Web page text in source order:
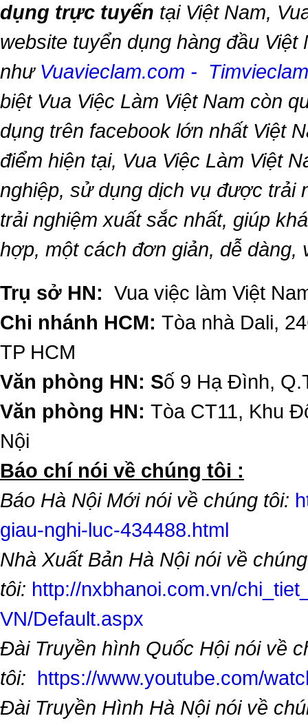
dụng trực tuyến tại Việt Nam,
website tuyển dụng hàng đầu Việt
như Vuavieclam.com -
biệt Vua Việc Làm Việt Nam còn
dụng trên facebook lớn nhất Việt
điểm hiện tại, Vua Việc Làm Việt
nghiệp, sử dụng dịch vụ được trải
trải nghiệm xuất sắc nhất, giúp
hợp, một cách đơn giản, dễ dàng,
Trụ sở HN: Vua việc làm Việt
Chi nhánh HCM: Tòa nhà Dali,
TP HCM
Văn phòng HN: Số 9 Hạ Đình,
Văn phòng HN: Tòa CT11, Khu
Nội
​Báo chí nói về chúng tôi :
Báo Hà Nội Mới nói về chúng tôi:
giau-nghi-luc-434488.html
Nhà Xuất Bản Hà Nội nói về chúng
tôi: http://nxbhanoi.com.vn/
VN/Default.aspx
Đài Truyền hình Quốc Hội nói về
tôi: https://www.youtube.com/
Đài Truyền Hình Hà Nội nói về